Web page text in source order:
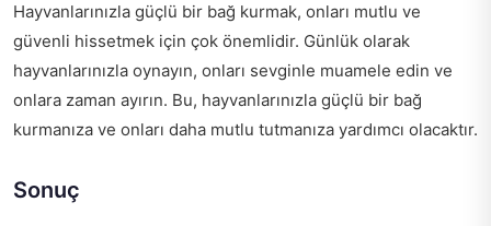
Hayvanlarınızla güçlü bir bağ kurmak, onları mutlu ve
güvenli hissetmek için çok önemlidir. Günlük olarak
hayvanlarınızla oynayın, onları sevginle muamele edin ve
onlara zaman ayırın. Bu, hayvanlarınızla güçlü bir bağ
kurmanıza ve onları daha mutlu tutmanıza yardımcı olacaktır.
Sonuç